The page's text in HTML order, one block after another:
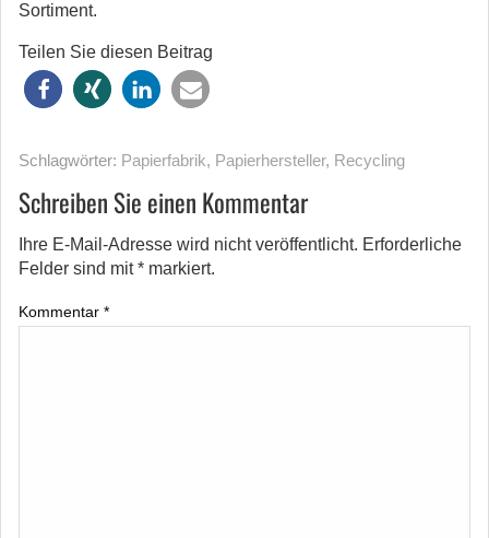
Sortiment.
Teilen Sie diesen Beitrag
Schlagwörter: Papierfabrik, Papierhersteller, Recycling
Schreiben Sie einen Kommentar
Ihre E-Mail-Adresse wird nicht veröffentlicht. Erforderliche
Felder sind mit* markiert.
Kommentar *